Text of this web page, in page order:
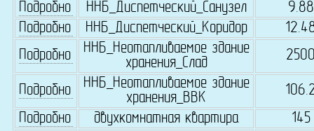
Подробно
ННБ_Диспетческий_Санузел
9.88
Подробно
ННБ_Диспетческий_Коридор
Подробно
ННБ_Неотапливаемое здание
хранения_Слад
Подробно
ННБ_Неотапливаемое здание
хранения_ВВК
Подробно
двухкомнатная квартира
145